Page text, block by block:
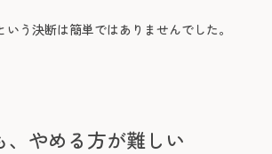
う決断は簡単ではありませんでした。
、やめる方が難しい